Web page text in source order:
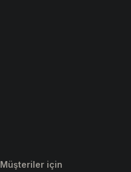
Müşteriler için